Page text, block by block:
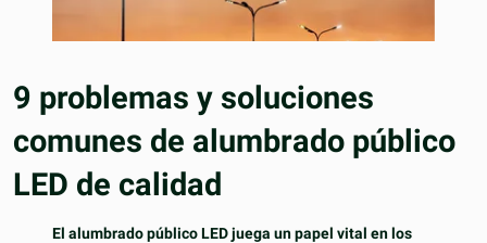
9 problemas y soluciones
comunes de alumbrado público
LED de calidad
El alumbrado público LED juega un papel vital en los